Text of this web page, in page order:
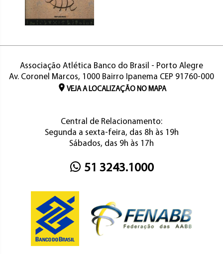
Associação Atlética Banco do Brasil - Porto Alegre
Av. Coronel Marcos, 1000 Bairro Ipanema CEP 91760-000
VEJA A LOCALIZAÇÃO NO MAPA
Central de Relacionamento:
Segunda a sexta-feira, das 8h às 19h
Sábados, das 9h às 17h
51 3243.1000